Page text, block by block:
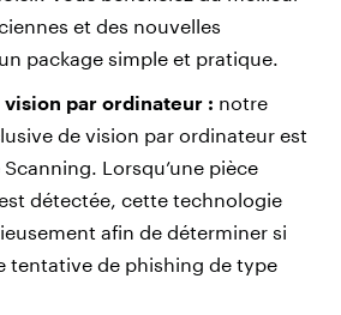
et des nouvelles
package simple et pratique.
par ordinateur : notre
de vision par ordinateur est
Lorsqu’une pièce
détectée, cette technologie
afin de déterminer si
tentative de phishing de type